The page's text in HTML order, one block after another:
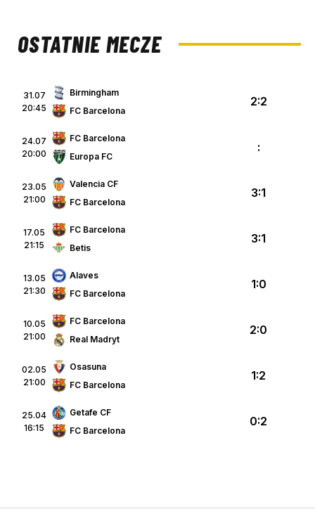
OSTATNIE MECZE
31.07
20:45
Birmingham
FC Barcelona
2:2
24.07
20:00
FC Barcelona
Europa FC
:
23.05
21:00
Valencia CF
FC Barcelona
3:1
17.05
21:15
FC Barcelona
Betis
3:1
13.05
21:30
Alaves
FC Barcelona
1:0
10.05
21:00
FC Barcelona
Real Madryt
2:0
02.05
21:00
Osasuna
FC Barcelona
1:2
25.04
16:15
Getafe CF
FC Barcelona
0:2